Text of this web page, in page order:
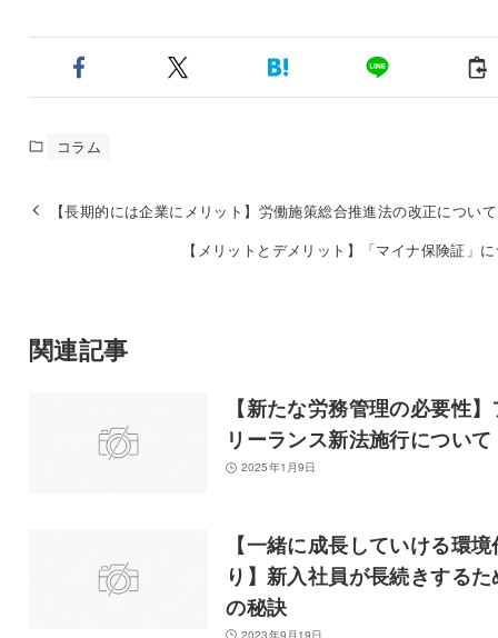
コラム
【長期的には企業にメリット】労働施策総合推進法の改正について
【メリットとデメリット】「マイナ保険証」
関連記事
【新たな労務管理の必要性】
リーランス新法施行について
2025年1月9日
【一緒に成長していける環境
り】新入社員が長続きするた
の秘訣
2023年9月19日